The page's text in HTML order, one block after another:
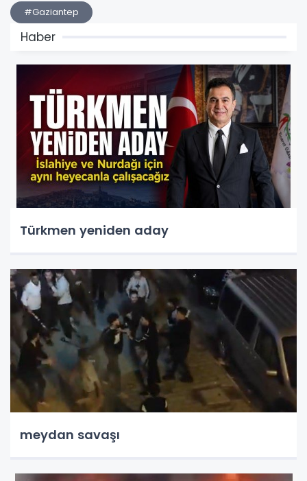
#Gaziantep
Haber
Türkmen yeniden aday
meydan savaşı